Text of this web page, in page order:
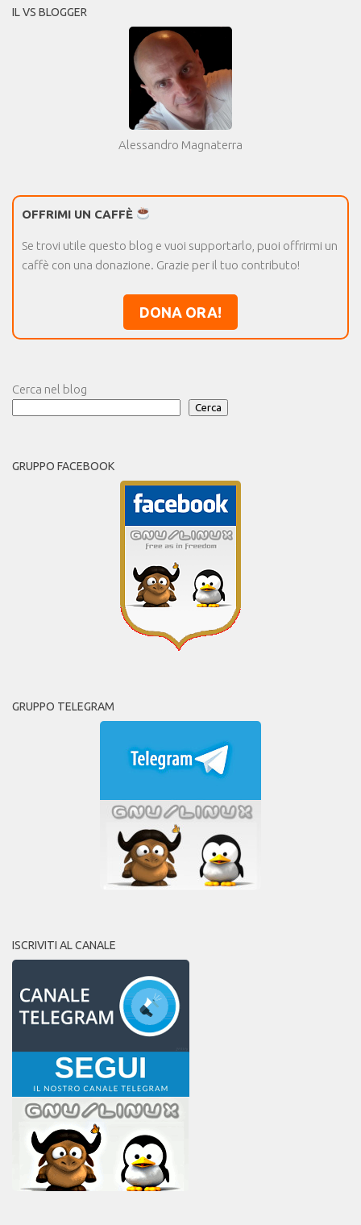
IL VS BLOGGER
Alessandro Magnaterra
OFFRIMI UN CAFFÈ
Se trovi utile questo blog e vuoi supportarlo, puoi offrirmi un
caffè con una donazione. Grazie per il tuo contributo!
DONA ORA!
Cerca nel blog
Cerca
GRUPPO FACEBOOK
GRUPPO TELEGRAM
ISCRIVITI AL CANALE